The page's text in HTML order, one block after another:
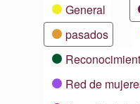
General
pasados
Red de